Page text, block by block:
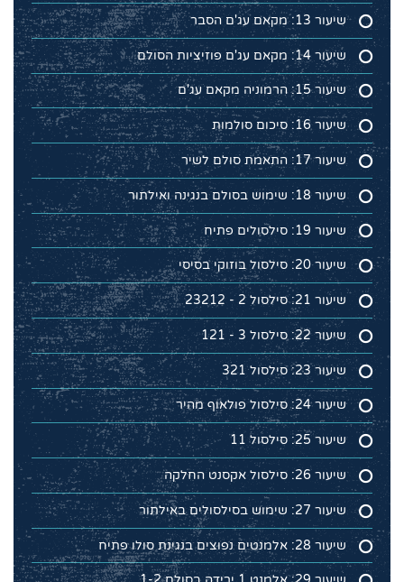
שיעור 13: מקאם עג'ם הסבר
שיעור 14: מקאם עג'ם פוזיציות הסולם
שיעור 15: הרמוניה מקאם עג'ם
שיעור 16: סיכום סולמות
שיעור 17: התאמת סולם לשיר
שיעור 18: שימוש בסולם בנגינה ואילתור
שיעור 19: סילסולים פתיח
שיעור 20: סילסול בוזוקי בסיסי
שיעור 21: סילסול 2 - 23212
שיעור 22: סילסול 3 - 121
שיעור 23: סילסול 321
שיעור 24: סילסול פולאוף מהיר
שיעור 25: סילסול 11
שיעור 26: סילסול אקסנט החלקה
שיעור 27: שימוש בסילסולים באילתור
שיעור 28: אלמנטים נפוצים בנגינת סולו פתיח